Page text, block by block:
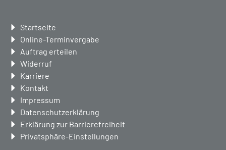
Navigation
überspringen
Startseite
Online-Terminvergabe
Auftrag erteilen
Widerruf
Karriere
Kontakt
Impressum
Datenschutzerklärung
Erklärung zur Barrierefreiheit
Privatsphäre-Einstellungen